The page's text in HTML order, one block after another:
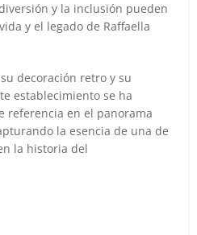
y la inclusión pueden
y el legado de Raffaella
decoración retro y su
establecimiento se ha
referencia en el panorama
la esencia de una de
la historia del